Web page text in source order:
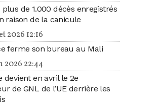
plus de 1.000 décès enregistrés
raison de la canicule
2026 12:16
ferme son bureau au Mali
2026 22:44
devient en avril le 2e
de GNL de l’UE derrière les